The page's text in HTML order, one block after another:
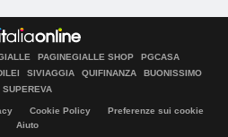
PAGINEGIALLE SHOP
PGCASA
SIVIAGGIA QUIFINANZA
BUONISSIMO
SUPEREVA
Cookie Policy
Preferenze sui cookie
Aiuto